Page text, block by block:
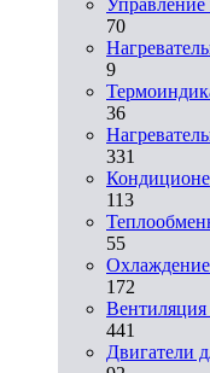
70
9
36
331
113
55
172
441
Двигатели